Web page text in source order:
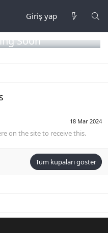
Giriş yap
Soon
18 Mar 2024
on the site to receive this.
Tüm kupaları göster